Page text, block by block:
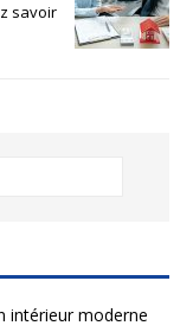
savoir
intérieur moderne